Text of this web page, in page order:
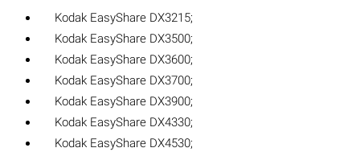
Kodak EasyShare DX3215‎;
Kodak EasyShare DX3500‎;
Kodak EasyShare DX3600‎;
Kodak EasyShare DX3700‎;
Kodak EasyShare DX3900‎;
Kodak EasyShare DX4330‎;
Kodak EasyShare DX4530‎;